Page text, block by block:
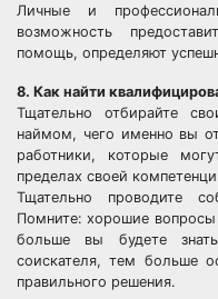
Личные и
возможность
помощь, определяют
8. Как найти
Тщательно отбирайте
наймом, чего именно вы
работники, которые
пределах своей
Тщательно проводите
Помните: хорошие
больше вы будете
соискателя, тем больше
правильного решения.